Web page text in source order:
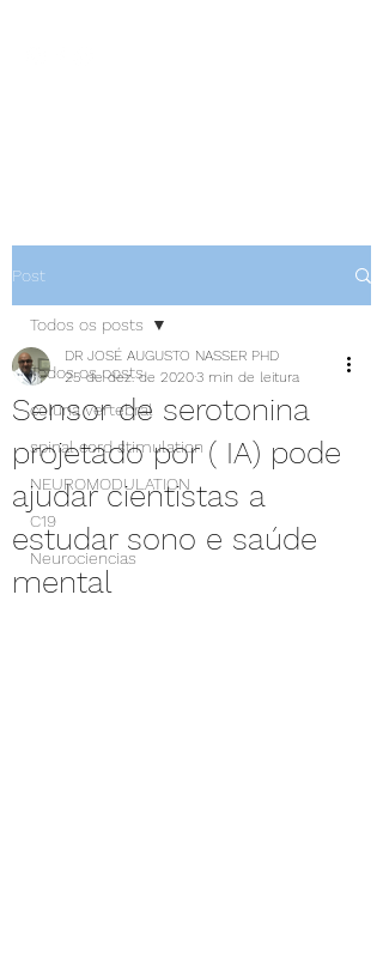
Post
Todos os posts
coluna vertebral
spinal cord stimulation
NEUROMODULATION
C19
Neurociencias
Todos os posts
Sensor de serotonina
projetado por ( IA) pode
ajudar cientistas a
estudar sono e saúde
mental
DR JOSÉ AUGUSTO NASSER PHD
25 de dez. de 20203 min de leitura